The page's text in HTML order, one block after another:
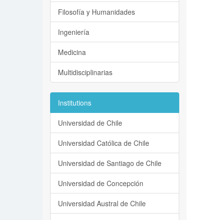
Filosofía y Humanidades
Ingeniería
Medicina
Multidisciplinarias
Institutions
Universidad de Chile
Universidad Católica de Chile
Universidad de Santiago de Chile
Universidad de Concepción
Universidad Austral de Chile